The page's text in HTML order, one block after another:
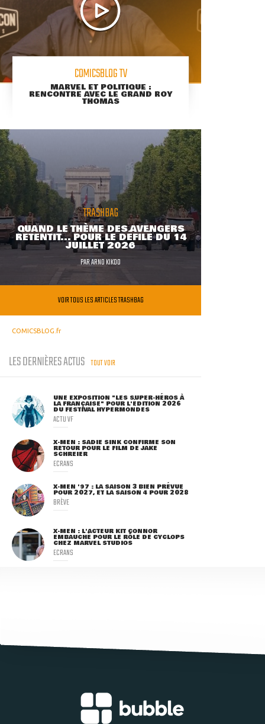
COMICSBLOG TV
MARVEL ET POLITIQUE :
RENCONTRE AVEC LE GRAND ROY
THOMAS
TRASHBAG
QUAND LE THÈME DES AVENGERS
RETENTIT... POUR LE DÉFILÉ DU 14
JUILLET 2026
PARARNO KIKOO
VOIR TOUS LES ARTICLES TRASHBAG
COMICSBLOG.fr
LES DERNIÈRES ACTUS TOUT VOIR
UNE EXPOSITION "LES SUPER-HÉROS À
LA FRANÇAISE" POUR L'ÉDITION 2026
DU FESTIVAL HYPERMONDES
ACTU VF
X-MEN : SADIE SINK CONFIRME SON
RETOUR POUR LE FILM DE JAKE
SCHREIER
ECRANS
X-MEN '97 : LA SAISON 3 BIEN PRÉVUE
POUR 2027, ET LA SAISON 4 POUR 2028
BRÈVE
X-MEN : L'ACTEUR KIT CONNOR
EMBAUCHÉ POUR LE RÔLE DE CYCLOPS
CHEZ MARVEL STUDIOS
ECRANS